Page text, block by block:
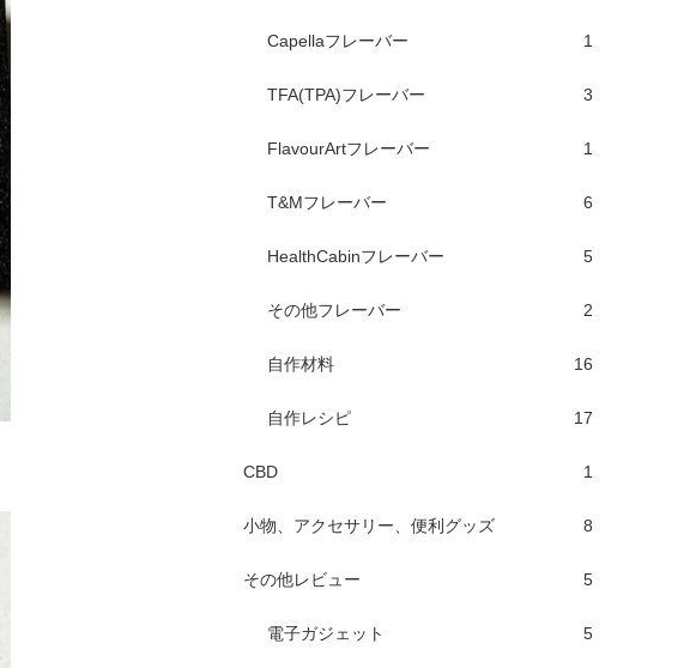
Capellaフレーバー 1
TFA(TPA)フレーバー 3
FlavourArtフレーバー 1
T&Mフレーバー 6
HealthCabinフレーバー 5
その他フレーバー 2
自作材料 16
自作レシピ 17
CBD 1
小物、アクセサリー、便利グッズ 8
その他レビュー 5
電子ガジェット 5